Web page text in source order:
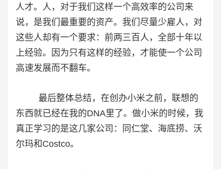
人才。人，对于我们这样一个高效率的公司来
说，是我们最重要的资产。我们尽量少雇人，对
这些人却有一个要求：前两三百人，全部十年以
上经验。因为只有这样的经验，才能使一个公司
高速发展而不翻车。
最后整体总结，在创办小米之前，联想的
东西就已经在我的DNA里了。做小米的时候，我
真正学习的是这几家公司：同仁堂、海底捞、沃
尔玛和Costco。